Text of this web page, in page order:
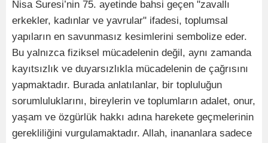
Nisa Suresi’nin 75. ayetinde bahsi geçen "zavallı
erkekler, kadınlar ve yavrular" ifadesi, toplumsal
yapıların en savunmasız kesimlerini sembolize eder.
Bu yalnızca fiziksel mücadelenin değil, aynı zamanda
kayıtsızlık ve duyarsızlıkla mücadelenin de çağrısını
yapmaktadır. Burada anlatılanlar, bir topluluğun
sorumluluklarını, bireylerin ve toplumların adalet, onur,
yaşam ve özgürlük hakkı adına harekete geçmelerinin
gerekliliğini vurgulamaktadır. Allah, inananlara sadece